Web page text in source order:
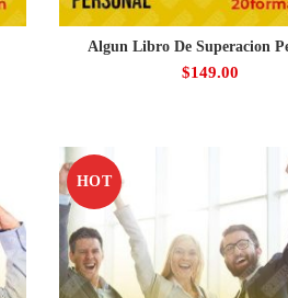
Algun Libro De Superacion
$149.00
HOT